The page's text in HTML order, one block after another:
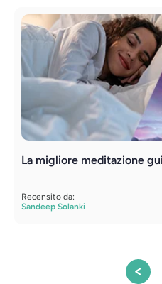
La migliore meditazione
Recensito da:
Sandeep Solanki